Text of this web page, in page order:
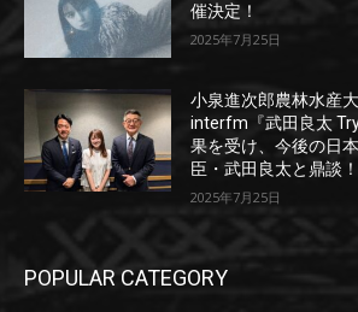
催決定！
2025年7月25日
小泉進次郎農林水産
interfm『武田良太
果を受け、今後の日
臣・武田良太と鼎談！
2025年7月25日
POPULAR CATEGORY